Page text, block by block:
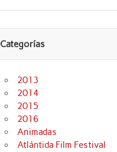
Categorías
2013
2014
2015
2016
Animadas
Atlántida Film Festival